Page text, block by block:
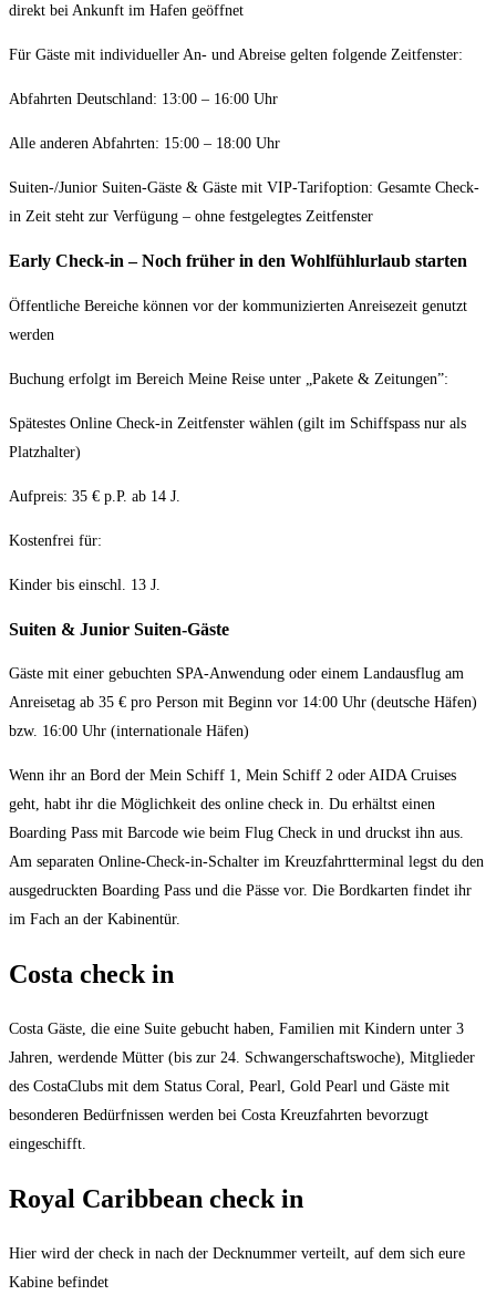
direkt bei Ankunft im Hafen geöffnet
Für Gäste mit individueller An- und Abreise gelten folgende Zeitfenster:
Abfahrten Deutschland: 13:00 – 16:00 Uhr
Alle anderen Abfahrten: 15:00 – 18:00 Uhr
Suiten-/Junior Suiten-Gäste & Gäste mit VIP-Tarifoption: Gesamte Check-
in Zeit steht zur Verfügung – ohne festgelegtes Zeitfenster
Early Check-in – Noch früher in den Wohlfühlurlaub starten
Öffentliche Bereiche können vor der kommunizierten Anreisezeit genutzt
werden
Buchung erfolgt im Bereich Meine Reise unter „Pakete & Zeitungen”:
Spätestes Online Check-in Zeitfenster wählen (gilt im Schiffspass nur als
Platzhalter)
Aufpreis: 35 € p.P. ab 14 J.
Kostenfrei für:
Kinder bis einschl. 13 J.
Suiten & Junior Suiten-Gäste
Gäste mit einer gebuchten SPA-Anwendung oder einem Landausflug am
Anreisetag ab 35 € pro Person mit Beginn vor 14:00 Uhr (deutsche Häfen)
bzw. 16:00 Uhr (internationale Häfen)
Wenn ihr an Bord der Mein Schiff 1, Mein Schiff 2 oder AIDA Cruises
geht, habt ihr die Möglichkeit des online check in. Du erhältst einen
Boarding Pass mit Barcode wie beim Flug Check in und druckst ihn aus.
Am separaten Online-Check-in-Schalter im Kreuzfahrtterminal legst du den
ausgedruckten Boarding Pass und die Pässe vor. Die Bordkarten findet ihr
im Fach an der Kabinentür.
Costa check in
Costa Gäste, die eine Suite gebucht haben, Familien mit Kindern unter 3
Jahren, werdende Mütter (bis zur 24. Schwangerschaftswoche), Mitglieder
des CostaClubs mit dem Status Coral, Pearl, Gold Pearl und Gäste mit
besonderen Bedürfnissen werden bei Costa Kreuzfahrten bevorzugt
eingeschifft.
Royal Caribbean check in
Hier wird der check in nach der Decknummer verteilt, auf dem sich eure
Kabine befindet